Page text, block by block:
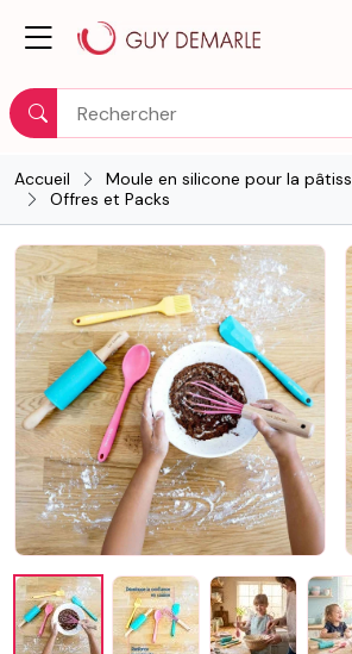
Rechercher
Accueil
Moule en silicone pour la
Offres et Packs